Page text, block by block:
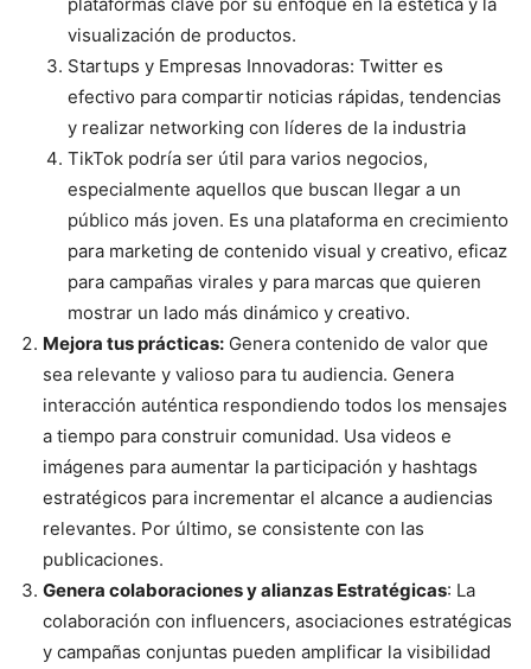
visualización de productos.
Startups y Empresas Innovadoras: Twitter es
efectivo para compartir noticias rápidas, tendencias
y realizar networking con líderes de la industria
TikTok podría ser útil para varios negocios,
especialmente aquellos que buscan llegar a un
público más joven. Es una plataforma en crecimiento
para marketing de contenido visual y creativo, eficaz
para campañas virales y para marcas que quieren
mostrar un lado más dinámico y creativo.
Mejora tus prácticas: Genera contenido de valor que
sea relevante y valioso para tu audiencia. Genera
interacción auténtica respondiendo todos los mensajes
a tiempo para construir comunidad. Usa videos e
imágenes para aumentar la participación y hashtags
estratégicos para incrementar el alcance a audiencias
relevantes. Por último, se consistente con las
publicaciones.
Genera colaboraciones y alianzas Estratégicas: La
colaboración con influencers, asociaciones estratégicas
y campañas conjuntas pueden amplificar la visibilidad